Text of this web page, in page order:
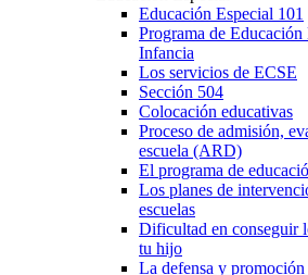
Educación Especial 101
Programa de
Infancia
Los servicios de ECSE
Sección 504
Colocación educativas
Proceso de admisión,
escuela (ARD)
El programa de
Los planes de
escuelas
Dificultad en conseguir
tu hijo
La defensa y